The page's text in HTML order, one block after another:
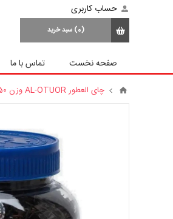
حساب کاربری
(0) سبد خرید
صفحه نخست تماس با ما
چای العطور AL-OTUOR وزن 250 گرم با عطر ارل گری کلکته